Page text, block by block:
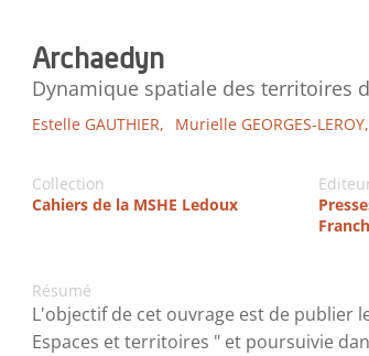
Archaedyn
Dynamique spatiale des territoires
Estelle GAUTHIER, Murielle GEORGES-LEROY,
Collection
Cahiers de la MSHE Ledoux
Résumé
L'objectif de cet ouvrage est de publier
Espaces et territoires " et poursuivie